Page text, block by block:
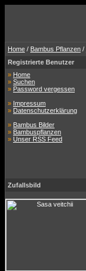
Home / Bambus Pflanzen /
Registrierte Benutzer
» Home
» Suchen
» Password vergessen
» Impressum
» Datenschutzerklärung
» Bambus Bilder
» Bambuspflanzen
» Unser RSS Feed
Zufallsbild